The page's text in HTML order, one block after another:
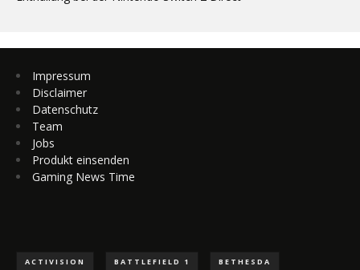
Impressum
Disclaimer
Datenschutz
Team
Jobs
Produkt einsenden
Gaming News Time
ACTIVISION BATTLEFIELD 1 BETHESDA